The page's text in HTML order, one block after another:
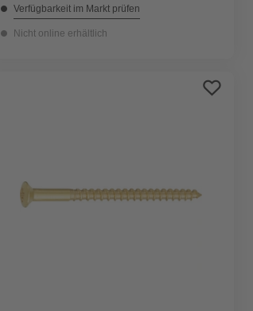
Verfügbarkeit im Markt prüfen
Nicht online erhältlich